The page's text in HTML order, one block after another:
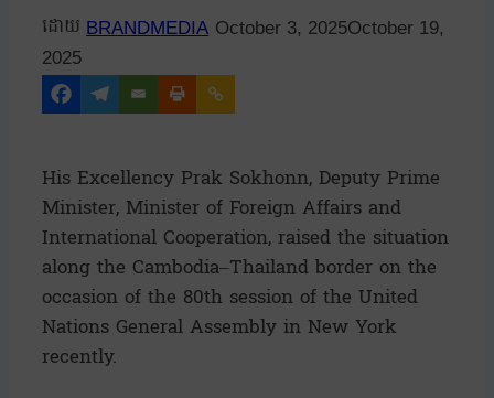
BRANDMEDIA October 3, 2025October 19,
2025
His Excellency Prak Sokhonn, Deputy Prime
Minister, Minister of Foreign Affairs and
International Cooperation, raised the situation
along the Cambodia–Thailand border on the
occasion of the 80th session of the United
Nations General Assembly in New York
recently.